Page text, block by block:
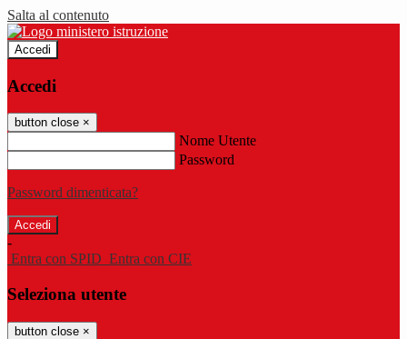
Salta al contenuto
Accedi
Accedi
button close ×
Nome Utente
Password
Password dimenticata?
-
Entra con SPID Entra con CIE
Seleziona utente
button close ×